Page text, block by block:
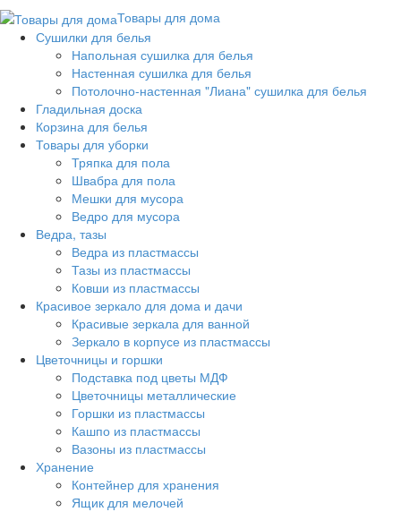
Товары для дома
Сушилки для белья
Напольная сушилка для белья
Настенная сушилка для белья
Потолочно-настенная "Лиана" сушилка для белья
Гладильная доска
Корзина для белья
Товары для уборки
Тряпка для пола
Швабра для пола
Мешки для мусора
Ведро для мусора
Ведра, тазы
Ведра из пластмассы
Тазы из пластмассы
Ковши из пластмассы
Красивое зеркало для дома и дачи
Красивые зеркала для ванной
Зеркало в корпусе из пластмассы
Цветочницы и горшки
Подставка под цветы МДФ
Цветочницы металлические
Горшки из пластмассы
Кашпо из пластмассы
Вазоны из пластмассы
Хранение
Контейнер для хранения
Ящик для мелочей